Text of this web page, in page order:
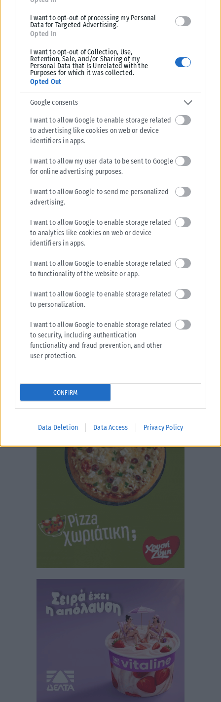
I want to opt-out of processing my Personal
Data for Targeted Advertising.
Opted In
I want to opt-out of Collection, Use,
Retention, Sale, and/or Sharing of my
Personal Data that Is Unrelated with the
Purposes for which it was collected.
Opted Out
Google consents
I want to allow Google to enable storage related
to advertising like cookies on web or device
identifiers in apps.
I want to allow my user data to be sent to Google
for online advertising purposes.
I want to allow Google to send me personalized
advertising.
I want to allow Google to enable storage related
to analytics like cookies on web or device
identifiers in apps.
I want to allow Google to enable storage related
to functionality of the website or app.
I want to allow Google to enable storage related
to personalization.
I want to allow Google to enable storage related
to security, including authentication
functionality and fraud prevention, and other
user protection.
CONFIRM
Data Deletion Data Access Privacy Policy
ART NEWS
Η ιστορία της διάσημης guru-influencer που προσποιήθηκε
Η νέα σειρά του Netflix αφηγείται την ιστορία της Μπελ Γκίμπσον, που
προσποιήθηκε πως είχε καρκίνο, για να προωθήσει εναλλακτικές...
ΑΝΑΡΤΉΘΗΚΕ ΑΠΌΚΑΡΦΙΤΣΑ NEWS 23/02/2025